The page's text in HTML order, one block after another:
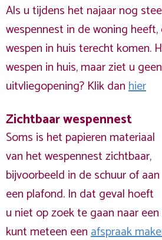
Als u tijdens het najaar nog
wespennest in de woning heeft,
wespen in huis terecht komen.
wespen in huis, maar ziet u
uitvliegopening? Klik danhier
Zichtbaar wespennest
Soms is het papieren materiaal
van het wespennest zichtbaar,
bijvoorbeeld in de schuur of aan
een plafond. In dat geval hoeft
u niet op zoek te gaan naar
kunt meteen eenafspraak